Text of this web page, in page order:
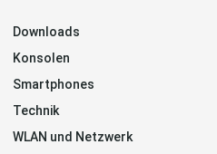
Downloads
Konsolen
Smartphones
Technik
WLAN und Netzwerk